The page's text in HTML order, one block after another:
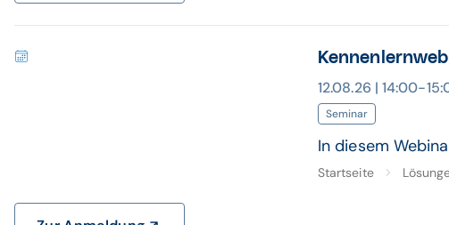
12.08.26 | 14:00-
Seminar
In diesem
Startseite